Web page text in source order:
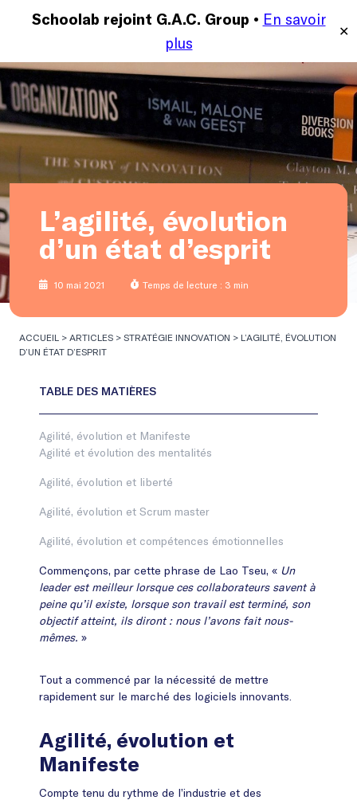
Schoolab rejoint G.A.C. Group • En savoir
plus
✕
MENU
L’agilité, évolution
d’un état d’esprit
10 mai 2021 Temps de lecture : 3 min
ACCUEIL > ARTICLES > STRATÉGIE INNOVATION > L’AGILITÉ, ÉVOLUTION
D’UN ÉTAT D’ESPRIT
Agilité, évolution et Manifeste
Agilité et évolution des mentalités
Agilité, évolution et liberté
Agilité, évolution et Scrum master
Agilité, évolution et compétences émotionnelles
Commençons, par cette phrase de Lao Tseu, « Un
leader est meilleur lorsque ces collaborateurs savent à
peine qu’il existe, lorsque son travail est terminé, son
objectif atteint, ils diront : nous l’avons fait nous-
mêmes. »
Tout a commencé par la nécessité de mettre
rapidement sur le marché des logiciels innovants.
Agilité, évolution et
Manifeste
Compte tenu du rythme de l’industrie et des